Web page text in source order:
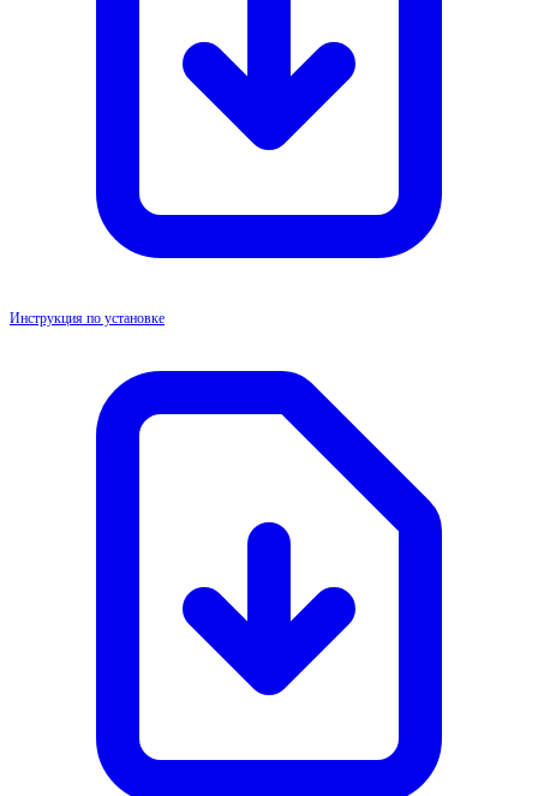
Инструкция по установке